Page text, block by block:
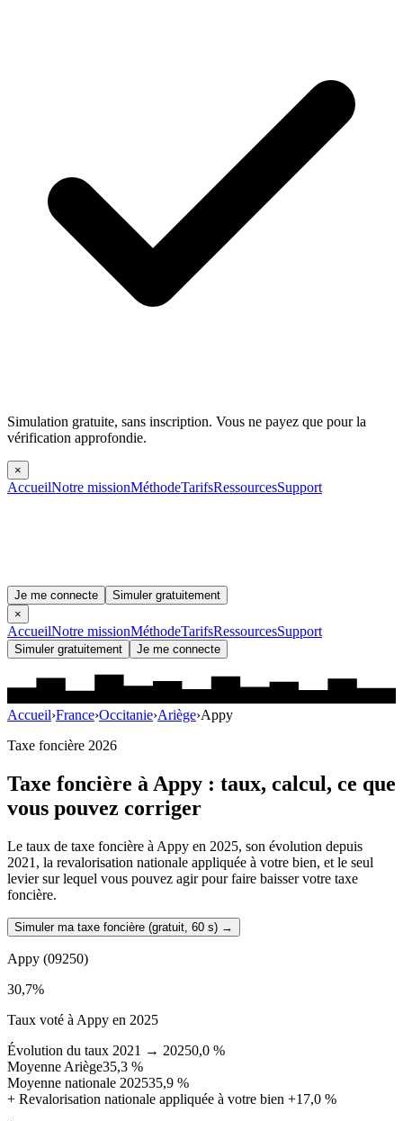
Simulation gratuite, sans inscription. Vous ne payez que pour la
vérification approfondie.
×
AccueilNotre missionMéthodeTarifsRessourcesSupport
Je me connecte
Simuler gratuitement
×
AccueilNotre missionMéthodeTarifsRessourcesSupport
Simuler gratuitement Je me connecte
Accueil›France›Occitanie›Ariège›Appy
Taxe foncière 2026
Taxe foncière àAppy : taux, calcul, ce que
vous pouvez corriger
Le taux de taxe foncière à Appy en 2025, son évolution depuis
2021, la revalorisation nationale appliquée à votre bien, et le seul
levier sur lequel vous pouvez agir pour faire baisser votre taxe
foncière.
Simuler ma taxe foncière (gratuit, 60 s) →
Appy (09250)
30,7%
Taux voté à Appy en 2025
Évolution du taux 2021 → 20250,0 %
Moyenne Ariège35,3 %
Moyenne nationale 202535,9 %
+ Revalorisation nationale appliquée à votre bien +17,0 %